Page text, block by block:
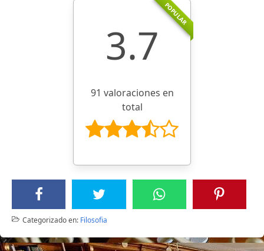
POPULAR
3.7
91 valoraciones en
total
Categorizado en: Filosofia